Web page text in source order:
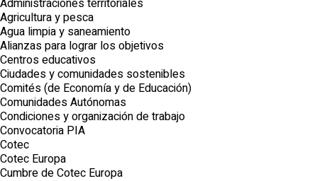
Administraciones territoriales
Agricultura y pesca
Agua limpia y saneamiento
Alianzas para lograr los objetivos
Centros educativos
Ciudades y comunidades sostenibles
Comités (de Economía y de Educación)
Comunidades Autónomas
Condiciones y organización de trabajo
Convocatoria PIA
Cotec
Cotec Europa
Cumbre de Cotec Europa